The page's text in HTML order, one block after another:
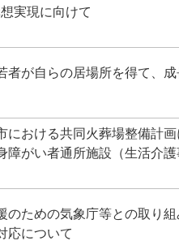
実現に向けて
者が自らの居場所を得て、
における共同火葬場整備計画
障がい者通所施設（生活介
のための気象庁等との取り
応について